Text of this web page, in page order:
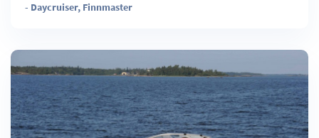
- Daycruiser, Finnmaster